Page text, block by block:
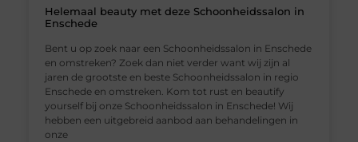
Helemaal beauty met deze Schoonheidssalon in
Enschede
Bent u op zoek naar een Schoonheidssalon in Enschede
en omstreken? Zoek dan niet verder want wij zijn al
jaren de grootste en beste Schoonheidssalon in regio
Enschede en omstreken. Kom tot rust en beautify
yourself bij onze Schoonheidssalon in Enschede! Wij
hebben een uitgebreid aanbod aan behandelingen in
onze